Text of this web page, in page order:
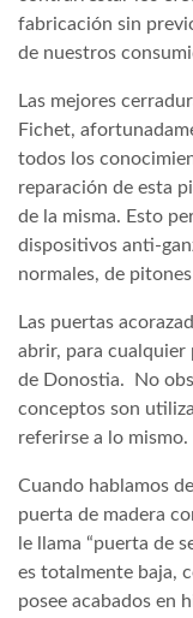
fabricación sin
de nuestros
Las mejores
Fichet,
todos los
reparación de esta
de la misma. Esto
dispositivos anti-
normales, de
Las puertas
abrir, para cualquier
de Donostia. No
conceptos son
referirse a lo mismo.
Cuando hablamos
puerta de madera
le llama “puerta de
es totalmente baja,
posee acabados en